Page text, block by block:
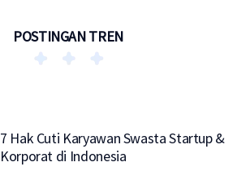
POSTINGAN TREN
7 Hak Cuti Karyawan Swasta Startup &
Korporat di Indonesia